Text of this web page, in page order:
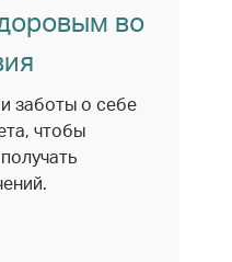
во
заботы о себе
чтобы